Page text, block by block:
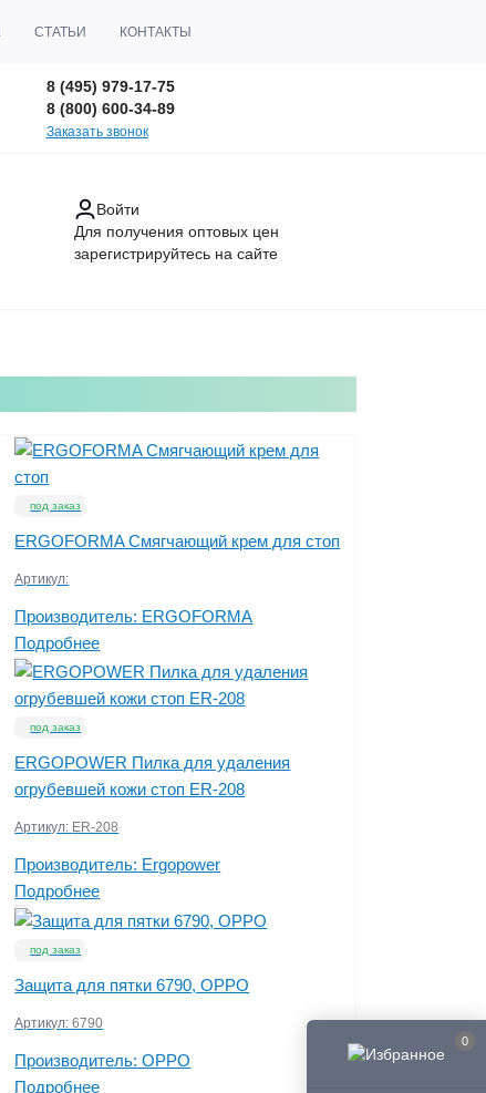
0
СТАТЬИ КОНТАКТЫ
8 (495) 979-17-75
8 (800) 600-34-89
Заказать звонок
Войти
Для получения оптовых цен
зарегистрируйтесь на сайте
под заказ
ERGOFORMA Смягчающий крем для стоп
Артикул:
Производитель: ERGOFORMA
Подробнее
под заказ
ERGOPOWER Пилка для удаления
огрубевшей кожи стоп ER-208
Артикул: ER-208
Производитель: Ergopower
Подробнее
под заказ
Защита для пятки 6790, OPPO
Артикул:6790
Производитель: OPPO
Подробнее